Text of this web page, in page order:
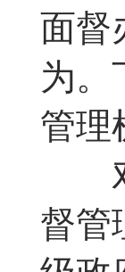
面督
为。
管理
对
督管